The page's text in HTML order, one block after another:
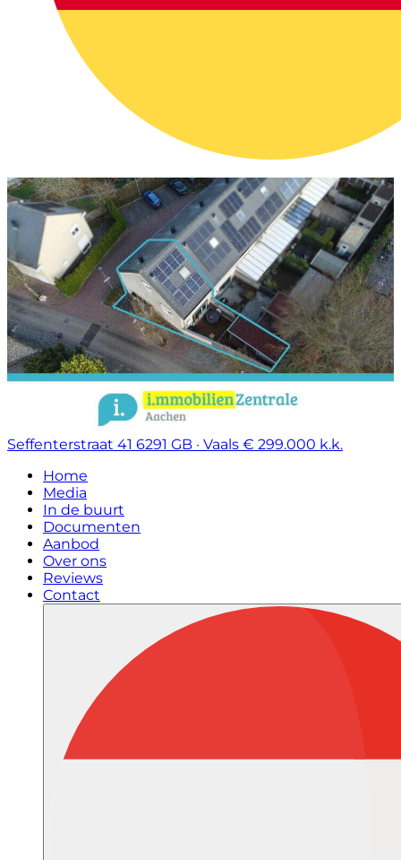
Seffenterstraat 41 6291 GB · Vaals € 299.000 k.k.
Home
Media
In de buurt
Documenten
Aanbod
Over ons
Reviews
Contact